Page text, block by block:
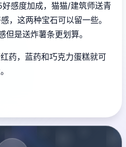
感度加成，猫猫/建筑师送青
，这两种宝石可以留一些。
是送炸薯条更划算。
药，蓝药和巧克力蛋糕就可